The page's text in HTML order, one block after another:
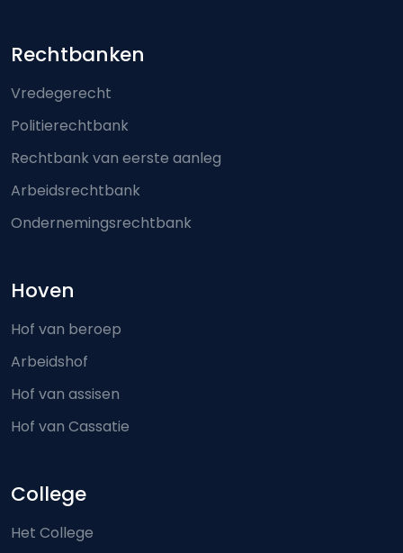
Footer-menu
Rechtbanken
Vredegerecht
Politierechtbank
Rechtbank van eerste aanleg
Arbeidsrechtbank
Ondernemingsrechtbank
Hoven
Hof van beroep
Arbeidshof
Hof van assisen
Hof van Cassatie
College
Het College